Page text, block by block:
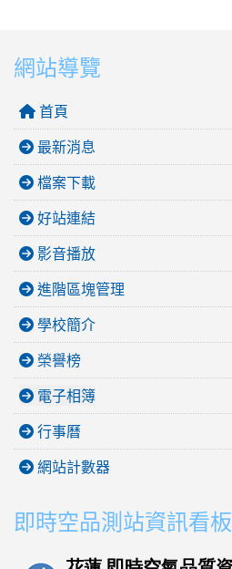
網站導覽
首頁
最新消息
檔案下載
好站連結
影音播放
進階區塊管理
學校簡介
榮譽榜
電子相簿
行事曆
網站計數器
即時空品測站資訊看板